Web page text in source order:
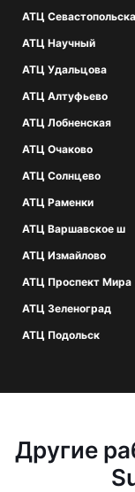
АТЦ
АТЦ Научный
АТЦ Удальцова
АТЦ Алтуфьево
АТЦ Лобненская
АТЦ Очаково
АТЦ Солнцево
АТЦ Раменки
АТЦ Варшавское ш
АТЦ Измайлово
АТЦ Проспект Мира
АТЦ Зеленоград
АТЦ Подольск
Другие